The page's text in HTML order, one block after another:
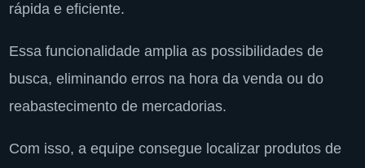
rápida e eficiente.
Essa funcionalidade amplia as possibilidades de
busca, eliminando erros na hora da venda ou do
reabastecimento de mercadorias.
Com isso, a equipe consegue localizar produtos de